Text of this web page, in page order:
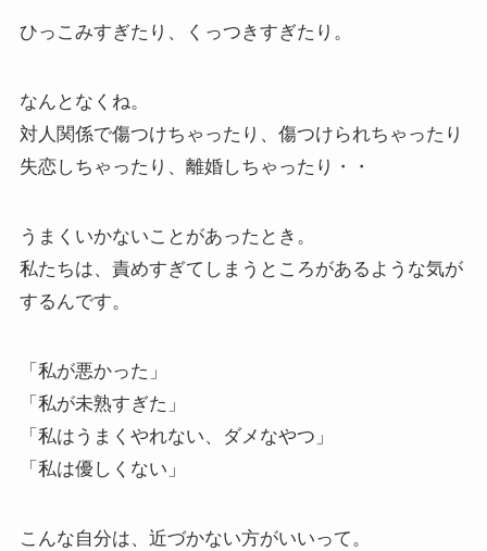
ひっこみすぎたり、くっつきすぎたり。
なんとなくね。
対人関係で傷つけちゃったり、傷つけられちゃったり
失恋しちゃったり、離婚しちゃったり・・
うまくいかないことがあったとき。
私たちは、責めすぎてしまうところがあるような気が
するんです。
「私が悪かった」
「私が未熟すぎた」
「私はうまくやれない、ダメなやつ」
「私は優しくない」
こんな自分は、近づかない方がいいって。